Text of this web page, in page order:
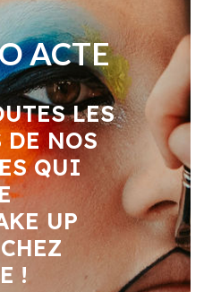
ACTE
LES
NOS
QUI
UP
!